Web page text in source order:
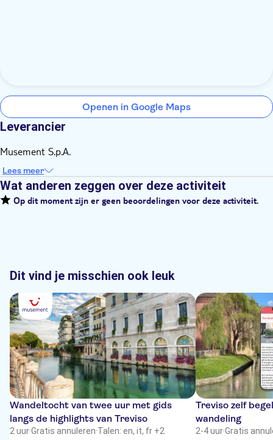
Openen in Google Maps
Leverancier
Musement S.p.A.
Lees meer
Wat anderen zeggen over deze activiteit
Op dit moment zijn er geen beoordelingen voor deze activiteit.
Dit vind je misschien ook leuk
Wandeltocht van twee uur met gids
langs de highlights van Treviso
2 uur·Gratis annuleren·Talen: en, it, fr +2
Treviso zelf
wandeling
2-4 uur·Gratis